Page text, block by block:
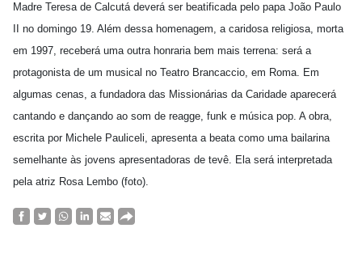
Madre Teresa de Calcutá deverá ser beatificada pelo papa João Paulo
II no domingo 19. Além dessa homenagem, a caridosa religiosa, morta
em 1997, receberá uma outra honraria bem mais terrena: será a
protagonista de um musical no Teatro Brancaccio, em Roma. Em
algumas cenas, a fundadora das Missionárias da Caridade aparecerá
cantando e dançando ao som de reagge, funk e música pop. A obra,
escrita por Michele Pauliceli, apresenta a beata como uma bailarina
semelhante às jovens apresentadoras de tevê. Ela será interpretada
pela atriz Rosa Lembo (foto).